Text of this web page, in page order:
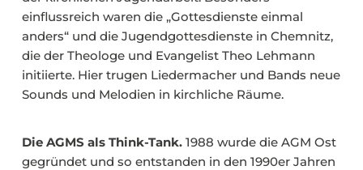
einflussreich waren die „Gottesdienste einmal
anders“ und die Jugendgottesdienste in Chemnitz,
die der Theologe und Evangelist Theo Lehmann
initiierte. Hier trugen Liedermacher und Bands neue
Sounds und Melodien in kirchliche Räume.
Die AGMS als Think-Tank.1988 wurde die AGM Ost
gegründet und so entstanden in den 1990er Jahren